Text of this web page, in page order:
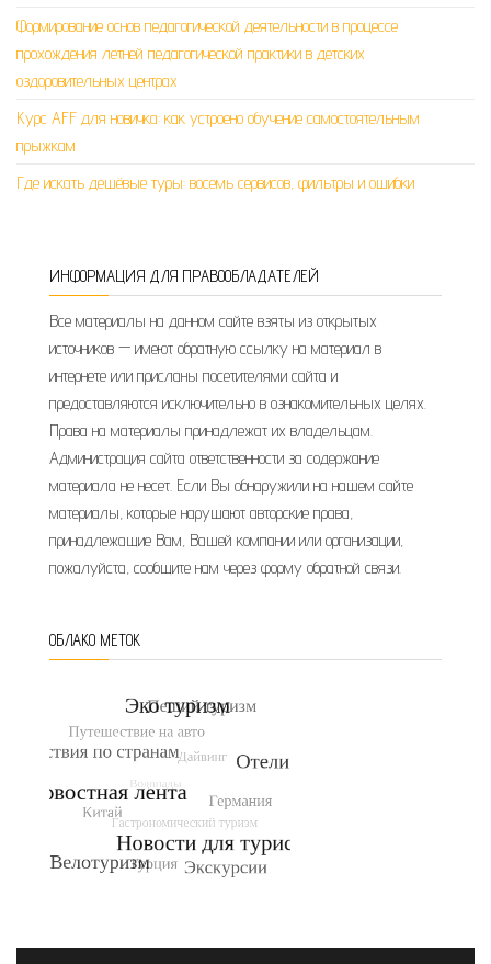
Формирование основ педагогической деятельности в процессе
прохождения летней педагогической практики в детских
оздоровительных центрах
Курс AFF для новичка: как устроено обучение самостоятельным
прыжкам
Где искать дешёвые туры: восемь сервисов, фильтры и ошибки
ИНФОРМАЦИЯ ДЛЯ ПРАВООБЛАДАТЕЛЕЙ
Все материалы на данном сайте взяты из открытых
источников — имеют обратную ссылку на материал в
интернете или присланы посетителями сайта и
предоставляются исключительно в ознакомительных целях.
Права на материалы принадлежат их владельцам.
Администрация сайта ответственности за содержание
материала не несет. Если Вы обнаружили на нашем сайте
материалы, которые нарушают авторские права,
принадлежащие Вам, Вашей компании или организации,
пожалуйста, сообщите нам через форму обратной связи.
ОБЛАКО МЕТОК